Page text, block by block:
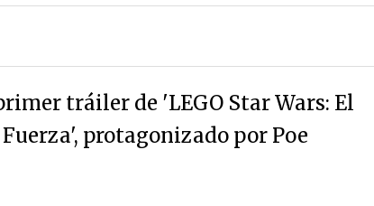
tráiler de 'LEGO Star Wars: El
protagonizado por Poe